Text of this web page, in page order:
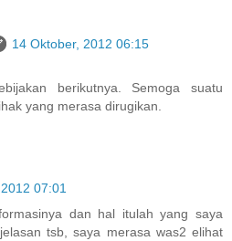
14 Oktober, 2012 06:15
berikutnya. Semoga suatu
yang merasa dirugikan.
07:01
dan hal itulah yang saya
tsb, saya merasa was2 elihat